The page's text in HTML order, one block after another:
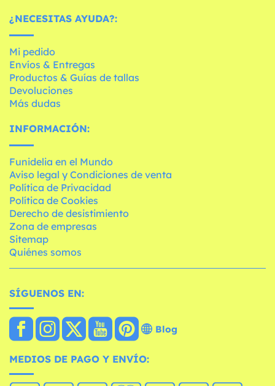
¿NECESITAS AYUDA?:
Mi pedido
Envíos & Entregas
Productos & Guías de tallas
Devoluciones
Más dudas
INFORMACIÓN:
Funidelia en el Mundo
Aviso legal y Condiciones de venta
Política de Privacidad
Política de Cookies
Derecho de desistimiento
Zona de empresas
Sitemap
Quiénes somos
SÍGUENOS EN:
Blog
MEDIOS DE PAGO Y ENVÍO: